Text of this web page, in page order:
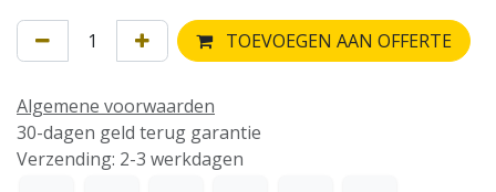
TOEVOEGEN AAN OFFERTE
Algemene voorwaarden
30-dagen geld terug garantie
Verzending: 2-3 werkdagen